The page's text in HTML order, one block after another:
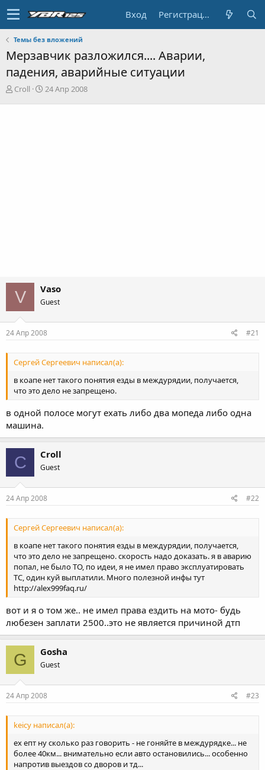
Вход Регистрация
Темы без вложений
Мерзавчик разложился.... Аварии,
падения, аварийные ситуации
А
Croll
Д
24 Апр 2008
V Vaso
Guest
24 Апр 2008 #21
Сергей Сергеевич написал(а):
в коапе нет такого понятия езды в междурядии, получается,
что это дело не запрещено.
в одной полосе могут ехать либо два мопеда либо одна
машина.
C Croll
Guest
24 Апр 2008 #22
Сергей Сергеевич написал(а):
в коапе нет такого понятия езды в междурядии, получается,
что это дело не запрещено. скорость надо доказать. я в аварию
попал, не было ТО, по идеи, я не имел право эксплуатировать
ТС, один куй выплатили. Много полезной инфы тут
http://alex999faq.ru/
вот и я о том же.. не имел права ездить на мото- будь
любезен заплати 2500..это не является причиной дтп
G Gosha
Guest
24 Апр 2008 #23
keicy написал(а):
ех епт ну сколько раз говорить - не гоняйте в междурядке... не
более 40км... внимательно если авто остановились... особенно
напротив выездов со дворов и тд...